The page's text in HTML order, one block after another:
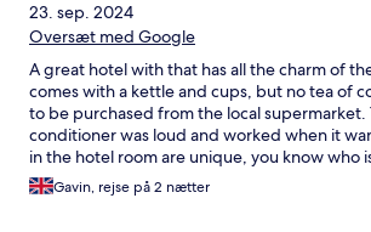
23. sep. 2024
Oversæt med Google
A great hotel with that has all the charm of
comes with a kettle and cups, but no tea of
to be purchased from the local supermarket.
conditioner was loud and worked when it
in the hotel room are unique, you know who
times, especially when upstairs move
morning. The pool is clean, but small and
Gavin, rejse på 2 nætter